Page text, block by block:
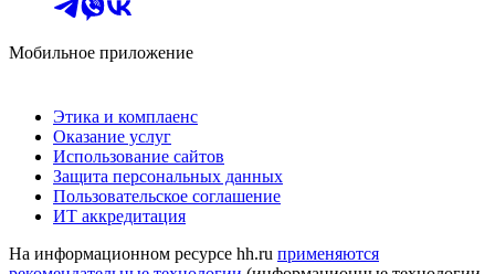
Мобильное приложение
Этика и комплаенс
Оказание услуг
Использование сайтов
Защита персональных данных
Пользовательское соглашение
ИТ аккредитация
На информационном ресурсе hh.ru применяются